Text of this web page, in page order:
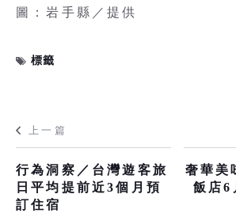
圖：岩手縣／提供
標籤
上一篇
行為洞察／台灣遊客旅
日平均提前近3個月預
訂住宿
奢華美
飯店6